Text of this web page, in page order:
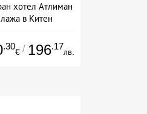
хотел Атлиман
в Китен
.30
€ / 196.17
лв.